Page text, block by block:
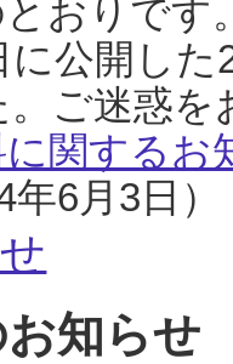
おりです
に公開し
。ご迷惑
関するお
6月3日）
知らせ